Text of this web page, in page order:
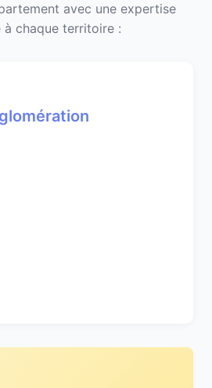
avec une expertise
à chaque territoire :